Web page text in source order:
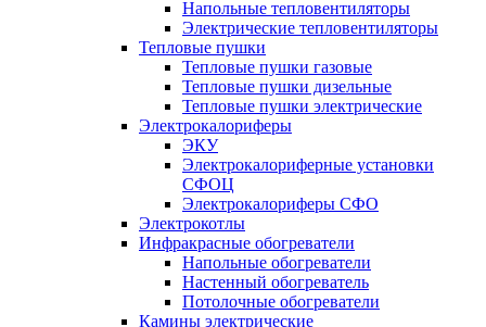
Напольные тепловентиляторы
Электрические тепловентиляторы
Тепловые пушки
Тепловые пушки газовые
Тепловые пушки дизельные
Тепловые пушки электрические
Электрокалориферы
ЭКУ
Электрокалориферные установки
СФОЦ
Электрокалориферы СФО
Электрокотлы
Инфракрасные обогреватели
Напольные обогреватели
Настенный обогреватель
Потолочные обогреватели
Камины электрические